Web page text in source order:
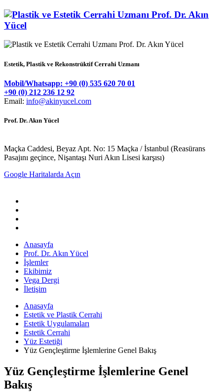
Estetik, Plastik ve Rekonstrüktif Cerrahi Uzmanı
Mobil/Whatsapp: +90 (0) 535 620 70 01
+90 (0) 212 236 12 92
Email: info@akinyucel.com
Prof. Dr. Akın Yücel
Maçka Caddesi, Beyaz Apt. No: 15 Maçka / İstanbul (Reasürans
Pasajını geçince, Nişantaşı Nuri Akın Lisesi karşısı)
Google Haritalarda Açın
Anasayfa
Prof. Dr. Akın Yücel
İşlemler
Ekibimiz
Vega Dergi
İletişim
Anasayfa
Estetik ve Plastik Cerrahi
Estetik Uygulamaları
Estetik Cerrahi
Yüz Estetiği
Yüz Gençleştirme İşlemlerine Genel Bakış
Yüz Gençleştirme İşlemlerine Genel
Bakış